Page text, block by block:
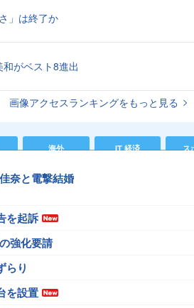
」は終了か
がベスト8進出
画像アクセスランキングをもっと見る
海外 IT 経済 ス
奈と電撃結婚
を起訴
強化要請
らり
を設置